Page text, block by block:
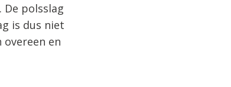
polsslag
is dus niet
en